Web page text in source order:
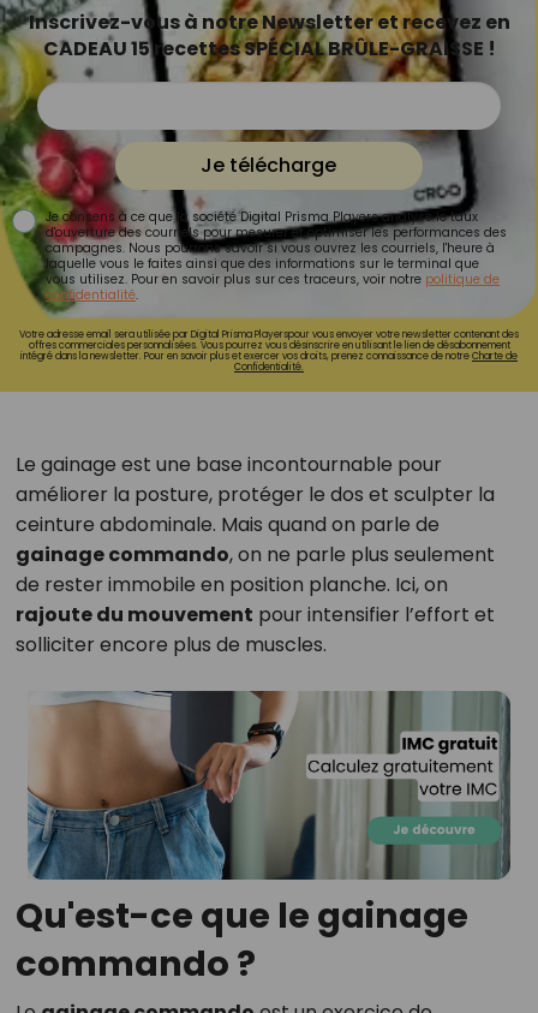
Inscrivez-vous à notre Newsletter et recevez en
CADEAU 15 recettes SPÉCIAL BRÛLE-GRAISSE !
Je télécharge
Je consens à ce que la société Digital Prisma Players analyse le taux
d'ouverture des courriels pour mesurer et optimiser les performances des
campagnes. Nous pourrons savoir si vous ouvrez les courriels, l'heure à
laquelle vous le faites ainsi que des informations sur le terminal que
vous utilisez. Pour en savoir plus sur ces traceurs, voir notre politique de
confidentialité.
Votre adresse email sera utilisée par Digital Prisma Playerspour vous envoyer votre newsletter contenant des
offres commerciales personnalisées. Vous pourrez vous désinscrire en utilisant le lien de désabonnement
intégré dans la newsletter. Pour en savoir plus et exercer vos droits, prenez connaissance de notreCharte de
Confidentialité.
Le gainage est une base incontournable pour
améliorer la posture, protéger le dos et sculpter la
ceinture abdominale. Mais quand on parle de
gainage commando, on ne parle plus seulement
de rester immobile en position planche. Ici, on
rajoute du mouvement pour intensifier l’effort et
solliciter encore plus de muscles.
Qu'est-ce que le gainage
commando ?